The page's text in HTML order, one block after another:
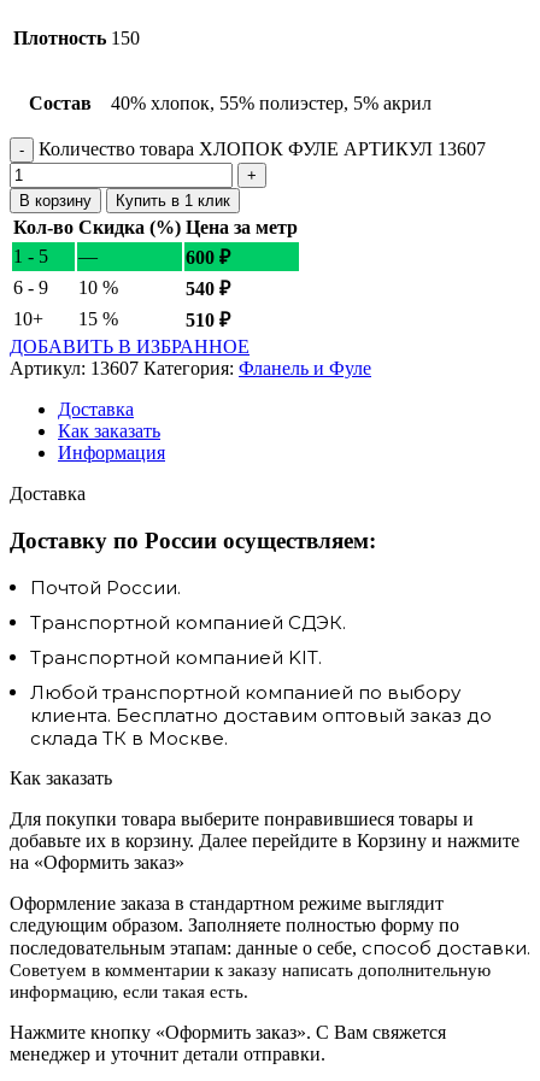
Плотность 150
Состав 40% хлопок, 55% полиэстер, 5% акрил
Количество товара ХЛОПОК ФУЛЕ АРТИКУЛ 13607
В корзину Купить в 1 клик
Кол-во Скидка (%) Цена за метр
1 - 5
— 600 ₽
6 - 9
10 % 540 ₽
10+
15 % 510 ₽
ДОБАВИТЬ В ИЗБРАННОЕ
Артикул: 13607 Категория: Фланель и Фуле
Доставка
Как заказать
Информация
Доставка
Доставку по России осуществляем:
Почтой России.
Транспортной компанией СДЭК.
Транспортной компанией KIT.
Любой транспортной компанией по выбору
клиента. Бесплатно доставим оптовый заказ до
склада ТК в Москве.
Как заказать
Для покупки товара выберите понравившиеся товары и
добавьте их в корзину. Далее перейдите в Корзину и нажмите
на «Оформить заказ»
Оформление заказа в стандартном режиме выглядит
следующим образом. Заполняете полностью форму по
последовательным этапам: данные о себе, способ доставки.
Советуем в комментарии к заказу написать дополнительную
информацию, если такая есть.
Нажмите кнопку «Оформить заказ». С Вам свяжется
менеджер и уточнит детали отправки.